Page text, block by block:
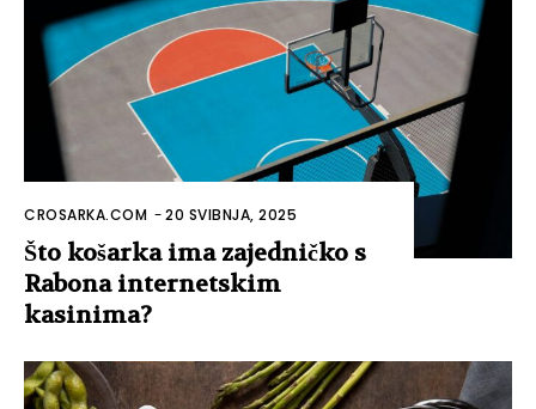
CROSARKA.COM -20 SVIBNJA, 2025
Što košarka ima zajedničko s
Rabona internetskim
kasinima?